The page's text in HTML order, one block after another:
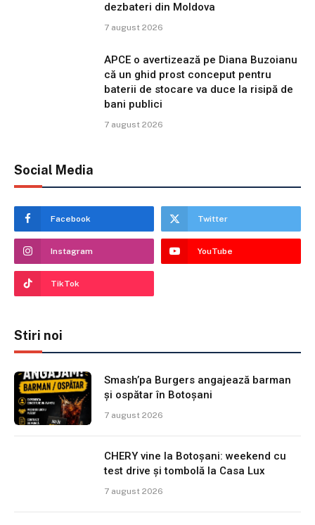
dezbateri din Moldova
7 august 2026
APCE o avertizează pe Diana Buzoianu
că un ghid prost conceput pentru
baterii de stocare va duce la risipă de
bani publici
7 august 2026
Social Media
Facebook Twitter
Instagram YouTube
TikTok
Stiri noi
Smash’pa Burgers angajează barman
și ospătar în Botoșani
7 august 2026
CHERY vine la Botoșani: weekend cu
test drive și tombolă la Casa Lux
7 august 2026